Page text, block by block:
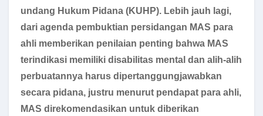
undang Hukum Pidana (KUHP). Lebih jauh lagi,
dari agenda pembuktian persidangan MAS para
ahli memberikan penilaian penting bahwa MAS
terindikasi memiliki disabilitas mental dan alih-alih
perbuatannya harus dipertanggungjawabkan
secara pidana, justru menurut pendapat para ahli,
MAS direkomendasikan untuk diberikan